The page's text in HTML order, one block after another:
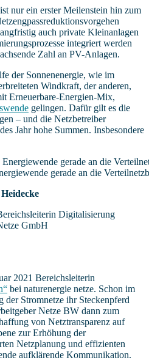
nur ein erster Meilenstein hin zum
auch private Kleinanlagen
integriert werden
Zahl an PV-Anlagen.
der Sonnenenergie, wie im
Windkraft, der anderen,
Erneuerbare-Energien-Mix,
gelingen. Dafür gilt es die
– und die Netzbetreiber
Jahr hohe Summen. Insbesondere
gerade an die
2021 Bereichsleiterin
bei naturenergie netze. Schon im
Stromnetze ihr Steckenpferd
Netze BW dann zum
von Netztransparenz auf
zur Erhöhung der
Netzplanung und effizienten
aufklärende Kommunikation.